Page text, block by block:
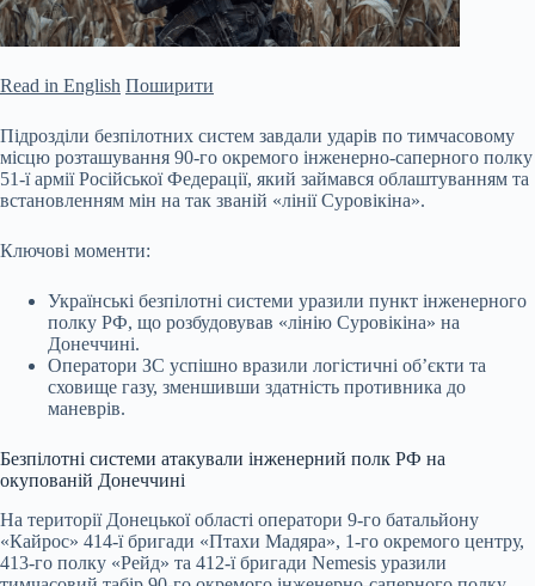
Read in English Поширити
Підрозділи безпілотних систем завдали ударів по тимчасовому
місцю розташування 90-го окремого інженерно-саперного полку
51-ї армії Російської Федерації, який займався облаштуванням та
встановленням мін на так званій «лінії Суровікіна».
Ключові моменти:
Українські безпілотні системи уразили пункт інженерного
полку РФ, що розбудовував «лінію Суровікіна» на
Донеччині.
Оператори ЗС успішно вразили логістичні об’єкти та
сховище газу, зменшивши здатність противника до
маневрів.
Безпілотні системи атакували інженерний полк РФ на
окупованій Донеччині
На території Донецької області оператори 9-го батальйону
«Кайрос» 414-ї бригади «Птахи Мадяра», 1-го окремого центру,
413-го полку «Рейд» та 412-ї бригади Nemesis уразили